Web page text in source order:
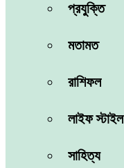
প্রযুক্তি
মতামত
রাশিফল
লাইফ স্টাইল
সাহিত্য